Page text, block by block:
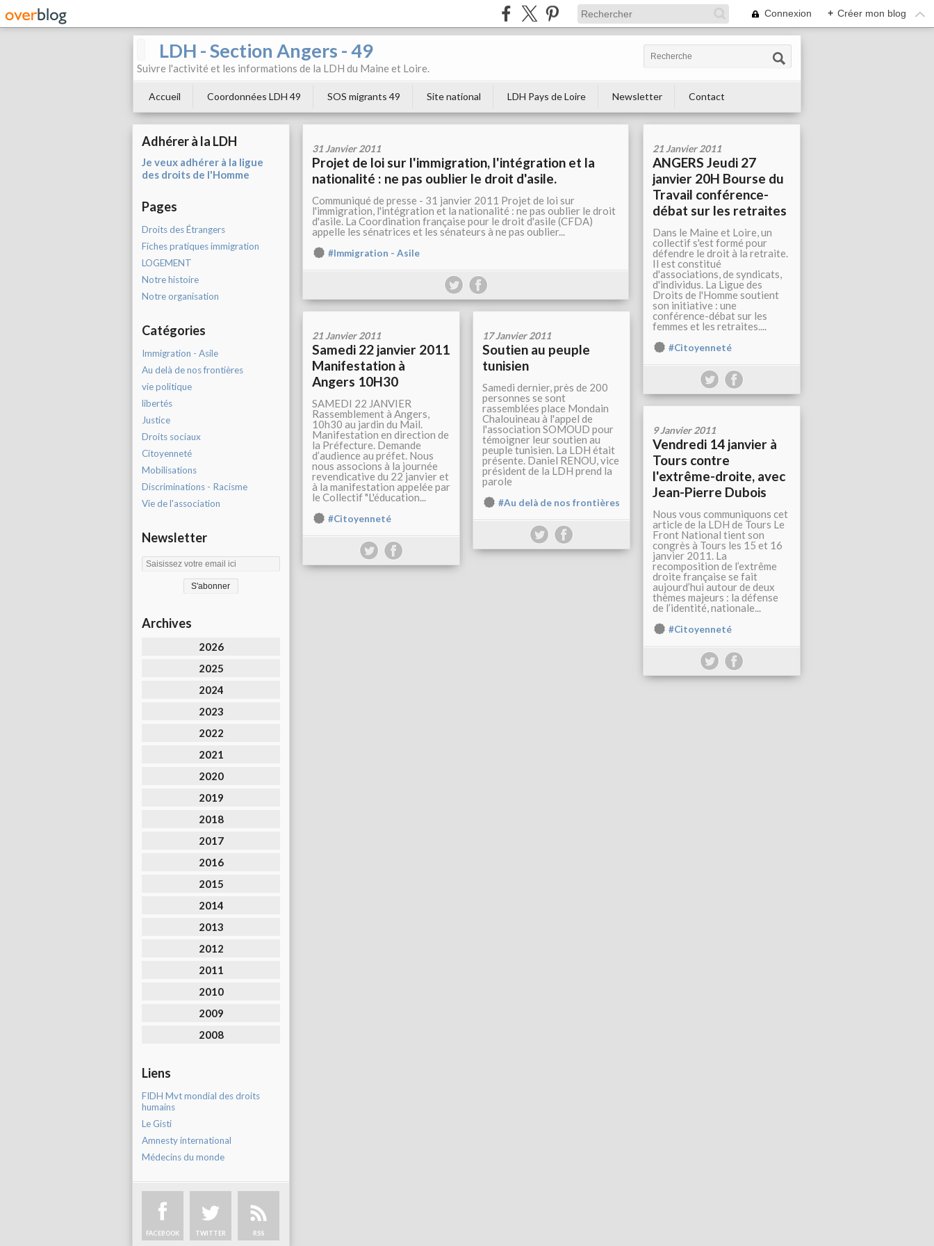
Connexion + Créer mon blog
LDH - Section Angers - 49
Suivre l'activité et les informations de la LDH du Maine et Loire.
Accueil Coordonnées LDH 49 SOS migrants 49 Site national LDH Pays de Loire Newsletter Contact
Adhérer à la LDH
Je veux adhérer à la ligue
des droits de l'Homme
Pages
Droits des Étrangers
Fiches pratiques immigration
LOGEMENT
Notre histoire
Notre organisation
Catégories
Immigration - Asile
Au delà de nos frontières
vie politique
libertés
Justice
Droits sociaux
Citoyenneté
Mobilisations
Discriminations - Racisme
Vie de l'association
Newsletter
Archives
2026
2025
2024
2023
2022
2021
2020
2019
2018
2017
2016
2015
2014
2013
2012
2011
2010
2009
2008
Liens
FIDH Mvt mondial des droits
humains
Le Gisti
Amnesty international
Médecins du monde
FACEBOOK TWITTER RSS
31 Janvier 2011
Projet de loi sur l'immigration, l'intégration et la
nationalité : ne pas oublier le droit d'asile.
Communiqué de presse - 31 janvier 2011 Projet de loi sur
l'immigration, l'intégration et la nationalité : ne pas oublier le droit
d'asile. La Coordination française pour le droit d'asile (CFDA)
appelle les sénatrices et les sénateurs à ne pas oublier...
#Immigration - Asile
21 Janvier 2011
ANGERS Jeudi 27
janvier 20H Bourse du
Travail conférence-
débat sur les retraites
Dans le Maine et Loire, un
collectif s'est formé pour
défendre le droit à la retraite.
Il est constitué
d'associations, de syndicats,
d'individus. La Ligue des
Droits de l'Homme soutient
son initiative : une
conférence-débat sur les
femmes et les retraites....
#Citoyenneté
21 Janvier 2011
Samedi 22 janvier 2011
Manifestation à
Angers 10H30
SAMEDI 22 JANVIER
Rassemblement à Angers,
10h30 au jardin du Mail.
Manifestation en direction de
la Préfecture. Demande
d’audience au préfet. Nous
nous associons à la journée
revendicative du 22 janvier et
à la manifestation appelée par
le Collectif "L'éducation...
#Citoyenneté
17 Janvier 2011
Soutien au peuple
tunisien
Samedi dernier, près de 200
personnes se sont
rassemblées place Mondain
Chalouineau à l'appel de
l'association SOMOUD pour
témoigner leur soutien au
peuple tunisien. La LDH était
présente. Daniel RENOU, vice
président de la LDH prend la
parole
#Au delà de nos frontières
9 Janvier 2011
Vendredi 14 janvier à
Tours contre
l'extrême-droite, avec
Jean-Pierre Dubois
Nous vous communiquons cet
article de la LDH de Tours Le
Front National tient son
congrès à Tours les 15 et 16
janvier 2011. La
recomposition de l’extrême
droite française se fait
aujourd’hui autour de deux
thèmes majeurs : la défense
de l’identité, nationale...
#Citoyenneté